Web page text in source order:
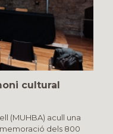
cultural
(MUHBA) acull una
dels 800